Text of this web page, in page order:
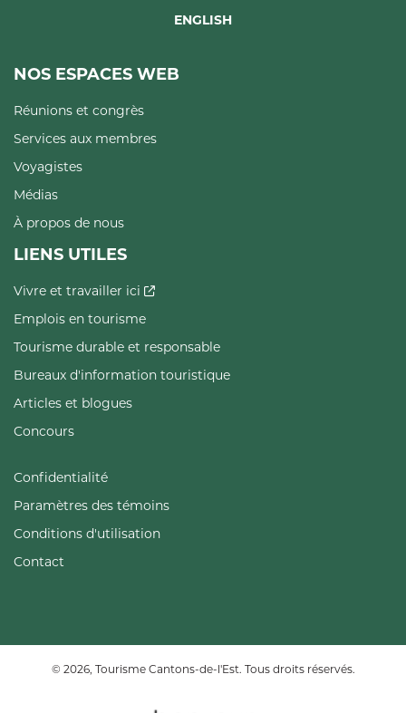
ENGLISH
NOS ESPACES WEB
Réunions et congrès
Services aux membres
Voyagistes
Médias
À propos de nous
LIENS UTILES
Vivre et travailler ici
Emplois en tourisme
Tourisme durable et responsable
Bureaux d'information touristique
Articles et blogues
Concours
Confidentialité
Paramètres des témoins
Conditions d'utilisation
Contact
© 2026, Tourisme Cantons-de-l'Est. Tous droits réservés.